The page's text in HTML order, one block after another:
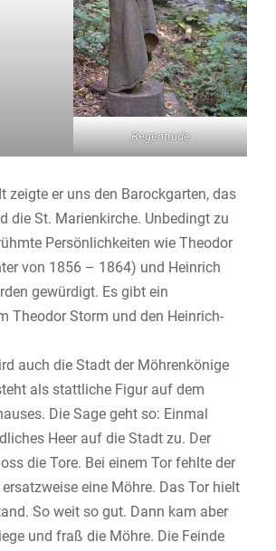
Regentrude
zeigte er uns den Barockgarten, das
die St. Marienkirche. Unbedingt zu
Persönlichkeiten wie Theodor
von 1856 – 1864) und Heinrich
gewürdigt. Es gibt ein
Theodor Storm und den Heinrich-
auch die Stadt der Möhrenkönige
als stattliche Figur auf dem
Die Sage geht so: Einmal
Heer auf die Stadt zu. Der
die Tore. Bei einem Tor fehlte der
eine Möhre. Das Tor hielt
So weit so gut. Dann kam aber
und fraß die Möhre. Die Feinde